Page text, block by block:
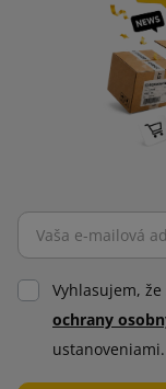
Vyhlasujem,
ochrany
ustanoveniami.